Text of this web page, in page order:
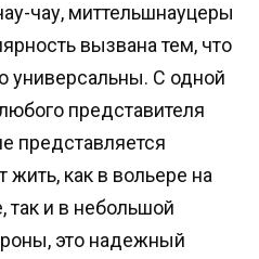
чау, миттельшнауцеры
вызвана тем, что
универсальны. С одной
представителя
представляется
как в вольере на
так и в небольшой
это надежный